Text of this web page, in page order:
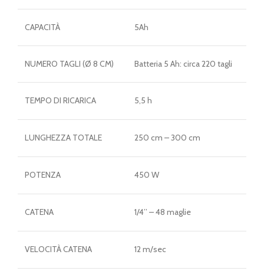
CAPACITÀ 5Ah
NUMERO TAGLI (Ø 8 CM) Batteria 5 Ah: circa 220 tagli
TEMPO DI RICARICA 5,5 h
LUNGHEZZA TOTALE 250 cm – 300 cm
POTENZA 450 W
CATENA 1/4’’ – 48 maglie
VELOCITÀ CATENA 12 m/sec